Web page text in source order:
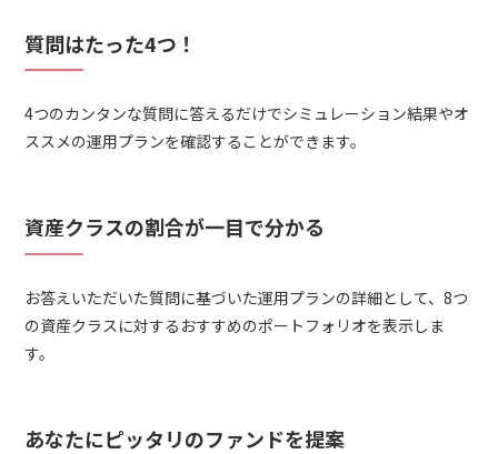
質問はたった4つ！
4つのカンタンな質問に答えるだけでシミュレーション結果やオ
ススメの運用プランを確認することができます。
資産クラスの割合が一目で分かる
お答えいただいた質問に基づいた運用プランの詳細として、8つ
の資産クラスに対するおすすめのポートフォリオを表示しま
す。
あなたにピッタリのファンドを提案